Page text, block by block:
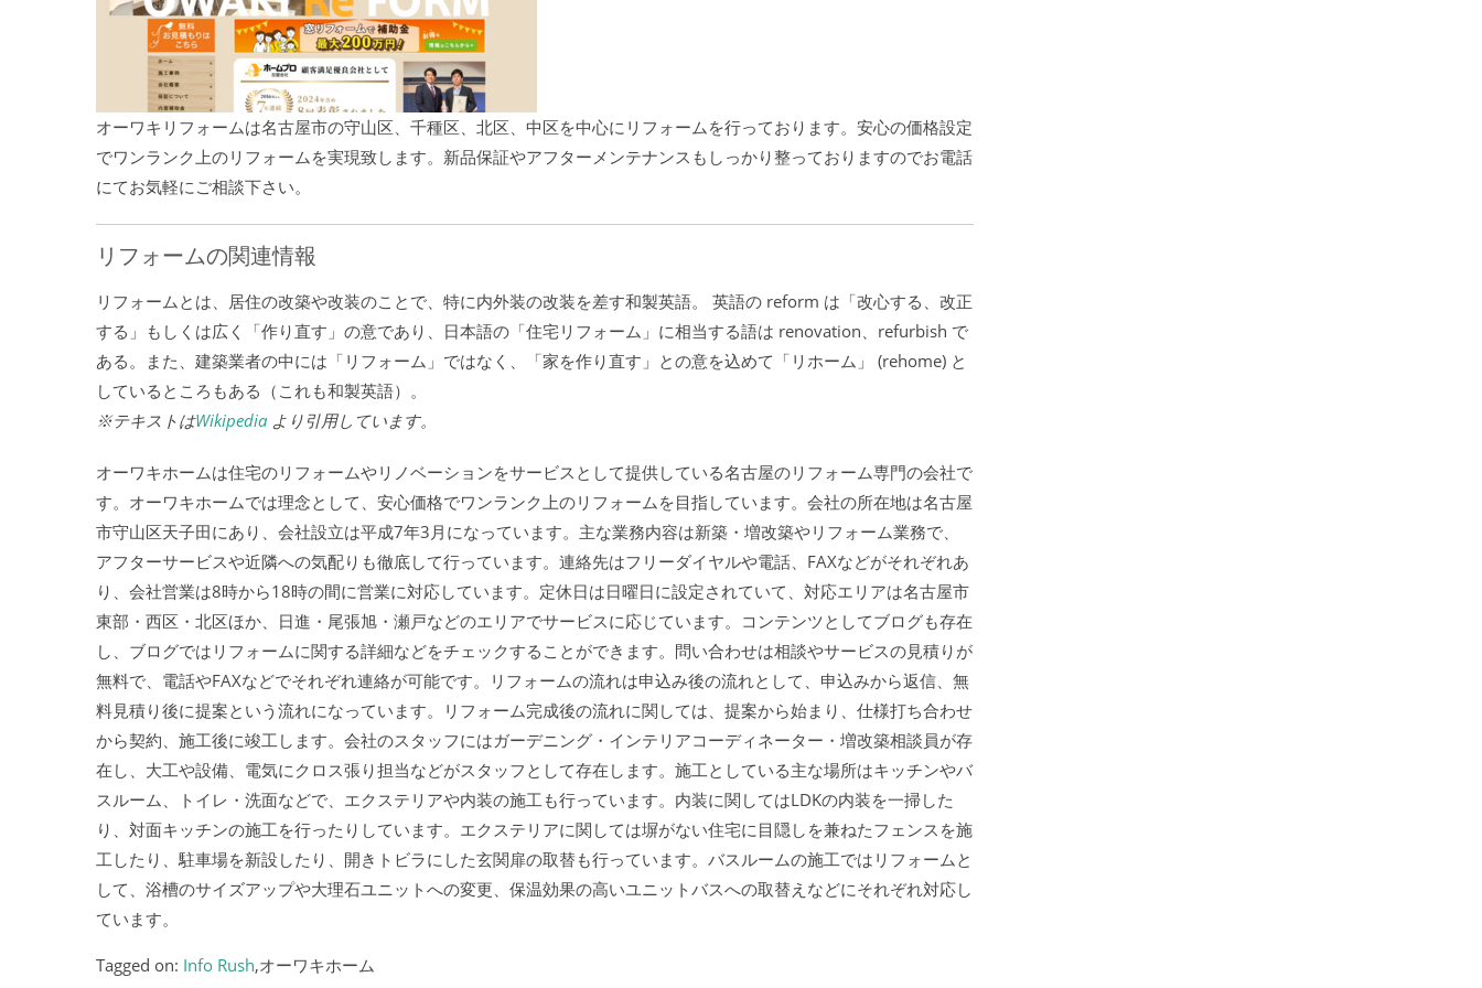
オーワキリフォームは名古屋市の守山区、千種区、北区、中区を中心にリフォームを行っております。安心の価格設定
でワンランク上のリフォームを実現致します。新品保証やアフターメンテナンスもしっかり整っておりますのでお電話
にてお気軽にご相談下さい。
リフォームの関連情報
リフォームとは、居住の改築や改装のことで、特に内外装の改装を差す和製英語。 英語の reform は「改心する、改正
する」もしくは広く「作り直す」の意であり、日本語の「住宅リフォーム」に相当する語は renovation、refurbish で
ある。また、建築業者の中には「リフォーム」ではなく、「家を作り直す」との意を込めて「リホーム」 (rehome) と
しているところもある（これも和製英語）。
※テキストはWikipedia より引用しています。
オーワキホームは住宅のリフォームやリノベーションをサービスとして提供している名古屋のリフォーム専門の会社で
す。オーワキホームでは理念として、安心価格でワンランク上のリフォームを目指しています。会社の所在地は名古屋
市守山区天子田にあり、会社設立は平成7年3月になっています。主な業務内容は新築・増改築やリフォーム業務で、
アフターサービスや近隣への気配りも徹底して行っています。連絡先はフリーダイヤルや電話、FAXなどがそれぞれあ
り、会社営業は8時から18時の間に営業に対応しています。定休日は日曜日に設定されていて、対応エリアは名古屋市
東部・西区・北区ほか、日進・尾張旭・瀬戸などのエリアでサービスに応じています。コンテンツとしてブログも存在
し、ブログではリフォームに関する詳細などをチェックすることができます。問い合わせは相談やサービスの見積りが
無料で、電話やFAXなどでそれぞれ連絡が可能です。リフォームの流れは申込み後の流れとして、申込みから返信、無
料見積り後に提案という流れになっています。リフォーム完成後の流れに関しては、提案から始まり、仕様打ち合わせ
から契約、施工後に竣工します。会社のスタッフにはガーデニング・インテリアコーディネーター・増改築相談員が存
在し、大工や設備、電気にクロス張り担当などがスタッフとして存在します。施工としている主な場所はキッチンやバ
スルーム、トイレ・洗面などで、エクステリアや内装の施工も行っています。内装に関してはLDKの内装を一掃した
り、対面キッチンの施工を行ったりしています。エクステリアに関しては塀がない住宅に目隠しを兼ねたフェンスを施
工したり、駐車場を新設したり、開きトビラにした玄関扉の取替も行っています。バスルームの施工ではリフォームと
して、浴槽のサイズアップや大理石ユニットへの変更、保温効果の高いユニットバスへの取替えなどにそれぞれ対応し
ています。
Tagged on: Info Rush,オーワキホーム